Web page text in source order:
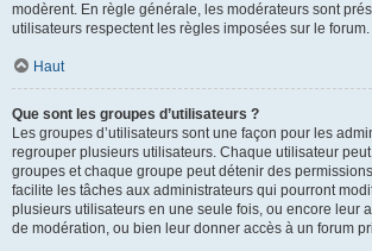
modèrent. En règle générale, les modérateurs sont
utilisateurs respectent les règles imposées sur le forum.
Haut
Que sont les groupes d’utilisateurs ?
Les groupes d’utilisateurs sont une façon pour les
regrouper plusieurs utilisateurs. Chaque utilisateur
groupes et chaque groupe peut détenir des
facilite les tâches aux administrateurs qui pourront
plusieurs utilisateurs en une seule fois, ou encore leur
de modération, ou bien leur donner accès à un forum